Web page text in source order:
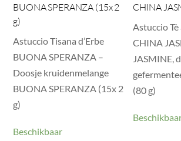
BUONA SPERANZA (15x 2
g)
Astuccio Tisana d’Erbe
BUONA SPERANZA –
Doosje kruidenmelange
BUONA SPERANZA (15x 2
g)
Beschikbaar
CHINA
Astuccio
CHINA
JASMINE,
(80 g)